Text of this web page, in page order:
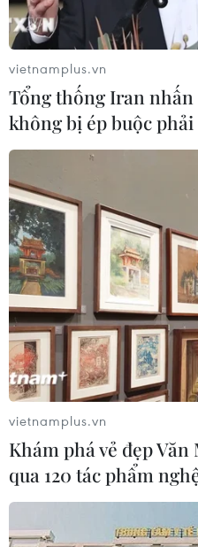
vietnamplus.vn
Tổng thống Iran nhấn
không bị ép buộc phải
vietnamplus.vn
Khám phá vẻ đẹp
qua 120 tác phẩm